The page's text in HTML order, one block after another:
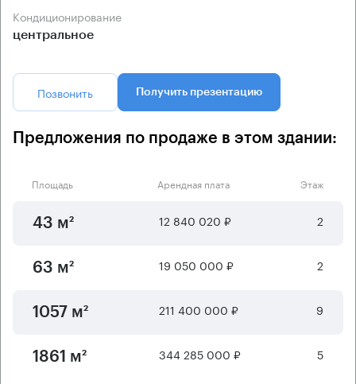
Кондиционирование
центральное
Позвонить Получить презентацию
Предложения по продаже в этом здании:
Площадь Арендная плата Этаж
43 м² 12 840 020 ₽ 2
63 м² 19 050 000 ₽ 2
1057 м² 211 400 000 ₽ 9
1861 м² 344 285 000 ₽ 5